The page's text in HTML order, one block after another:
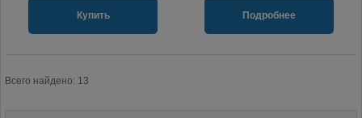
Купить Подробнее
Всего найдено: 13